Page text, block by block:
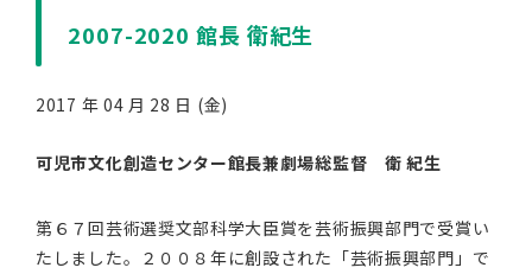
2007-2020 館長 衛紀生
2017 年 04 月 28 日 (金)
可児市文化創造センター館長兼劇場総監督 衛 紀生
第６７回芸術選奨文部科学大臣賞を芸術振興部門で受賞い
たしました。２００８年に創設された「芸術振興部門」で